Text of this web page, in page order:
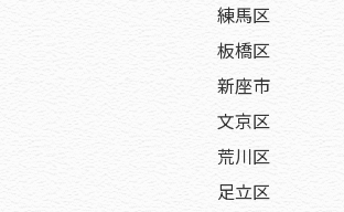
練馬区
板橋区
新座市
文京区
荒川区
足立区